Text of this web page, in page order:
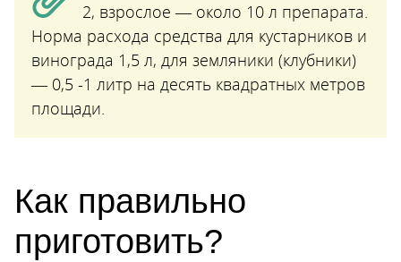
2, взрослое — около 10 л препарата.
Норма расхода средства для кустарников и
винограда 1,5 л, для земляники (клубники)
— 0,5 -1 литр на десять квадратных метров
площади.
Как правильно
приготовить?